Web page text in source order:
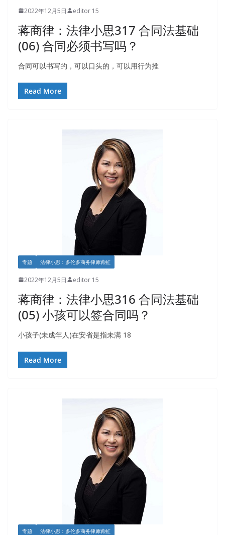
2022年12月5日 editor 15
蒋商律：法律小思317 合同法基础
(06) 合同必须书写吗？
合同可以书写的，可以口头的，可以用行为推
Read More
专题 法律小思：多伦多商务律师蒋虹
2022年12月5日 editor 15
蒋商律：法律小思316 合同法基础
(05) 小孩可以签合同吗？
小孩子(未成年人)在安省是指未满 18
Read More
专题 法律小思：多伦多商务律师蒋虹